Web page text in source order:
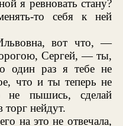
я ревновать стану?
то себя к ней
вот что, —
Сергей, — ты,
один раз я тебе не
что и ты теперь не
не пышись, сделай
торг нейдут.
на это не отвечала,